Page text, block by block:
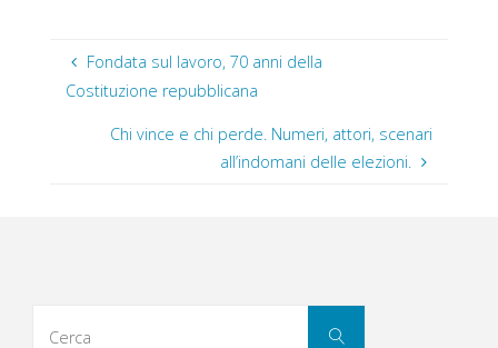
Fondata sul lavoro, 70 anni della
Costituzione repubblicana
Chi vince e chi perde. Numeri, attori, scenari
all’indomani delle elezioni.
Cerca